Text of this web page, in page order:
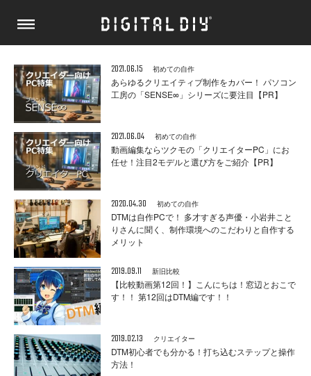
2021.06.15 初めての自作
あらゆるクリエイティブ制作をカバー！ パソコン
工房の「SENSE∞」シリーズに要注目【PR】
2021.06.04 初めての自作
動画編集ならツクモの「クリエイターPC」にお
任せ！注目2モデルと選び方をご紹介【PR】
2020.04.30 初めての自作
DTMは自作PCで！ 多才すぎる声優・小岩井こと
りさんに聞く、制作環境へのこだわりと自作する
メリット
2019.09.11 新旧比較
【比較動画第12回！】こんにちは！窓辺とおこで
す！！ 第12回はDTM編です！！
2019.02.13 クリエイター
DTM初心者でも分かる！打ち込むステップと操作
方法！